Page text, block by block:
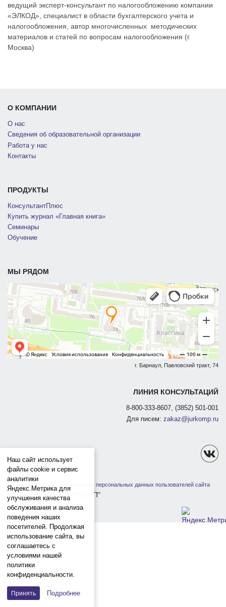
ведущий эксперт-консультант по налогообложению компании
«ЭЛКОД», специалист в области бухгалтерского учета и
налогообложения, автор многочисленных методических
материалов и статей по вопросам налогообложения (г.
Москва)
О КОМПАНИИ
О нас
Сведения об образовательной организации
Работа у нас
Контакты
ПРОДУКТЫ
КонсультантПлюс
Купить журнал «Главная книга»
Семинары
Обучение
МЫ РЯДОМ
г. Барнаул, Павловский тракт, 74
ЛИНИЯ КОНСУЛЬТАЦИЙ
8-800-333-8607, (3852) 501-001
Для писем: zakaz@jurkomp.ru
Политика защиты и обработки персональных данных пользователей сайта
1991-2026 ООО "ЮРКОМП"
Наш сайт использует
файлы cookie и сервис
аналитики
Яндекс.Метрика для
улучшения качества
обслуживания и анализа
поведения наших
посетителей. Продолжая
использование сайта, вы
соглашаетесь с
условиями нашей
политики
конфиденциальности.
Принять Подробнее